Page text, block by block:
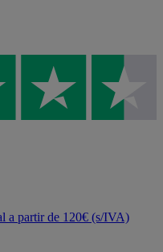
a partir de 120€ (s/IVA)